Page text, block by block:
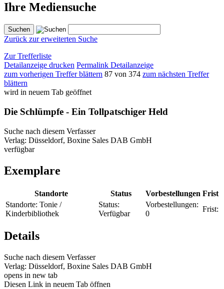
Ihre Mediensuche
Zurück zur erweiterten Suche
Zur Trefferliste
Detailanzeige drucken Permalink Detailanzeige
zum vorherigen Treffer blättern 87 von 374 zum nächsten Treffer
blättern
wird in neuem Tab geöffnet
Die Schlümpfe - Ein Tollpatschiger Held
Suche nach diesem Verfasser
Verlag: Düsseldorf, Boxine Sales DAB GmbH
verfügbar
Exemplare
Standorte Status Vorbestellungen Frist
Standorte: Tonie /
Kinderbibliothek
Status:
Verfügbar
Vorbestellungen:
0
Frist:
Details
Suche nach diesem Verfasser
Verlag: Düsseldorf, Boxine Sales DAB GmbH
opens in new tab
Diesen Link in neuem Tab öffnen